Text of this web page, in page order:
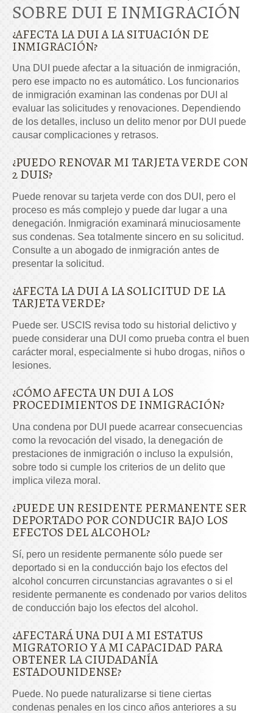
SOBRE DUI E INMIGRACIÓN
¿AFECTA LA DUI A LA SITUACIÓN DE
INMIGRACIÓN?
Una DUI puede afectar a la situación de inmigración,
pero ese impacto no es automático. Los funcionarios
de inmigración examinan las condenas por DUI al
evaluar las solicitudes y renovaciones. Dependiendo
de los detalles, incluso un delito menor por DUI puede
causar complicaciones y retrasos.
¿PUEDO RENOVAR MI TARJETA VERDE CON
2 DUIS?
Puede renovar su tarjeta verde con dos DUI, pero el
proceso es más complejo y puede dar lugar a una
denegación. Inmigración examinará minuciosamente
sus condenas. Sea totalmente sincero en su solicitud.
Consulte a un abogado de inmigración antes de
presentar la solicitud.
¿AFECTA LA DUI A LA SOLICITUD DE LA
TARJETA VERDE?
Puede ser. USCIS revisa todo su historial delictivo y
puede considerar una DUI como prueba contra el buen
carácter moral, especialmente si hubo drogas, niños o
lesiones.
¿CÓMO AFECTA UN DUI A LOS
PROCEDIMIENTOS DE INMIGRACIÓN?
Una condena por DUI puede acarrear consecuencias
como la revocación del visado, la denegación de
prestaciones de inmigración o incluso la expulsión,
sobre todo si cumple los criterios de un delito que
implica vileza moral.
¿PUEDE UN RESIDENTE PERMANENTE SER
DEPORTADO POR CONDUCIR BAJO LOS
EFECTOS DEL ALCOHOL?
Sí, pero un residente permanente sólo puede ser
deportado si en la conducción bajo los efectos del
alcohol concurren circunstancias agravantes o si el
residente permanente es condenado por varios delitos
de conducción bajo los efectos del alcohol.
¿AFECTARÁ UNA DUI A MI ESTATUS
MIGRATORIO Y A MI CAPACIDAD PARA
OBTENER LA CIUDADANÍA
ESTADOUNIDENSE?
Puede. No puede naturalizarse si tiene ciertas
condenas penales en los cinco años anteriores a su